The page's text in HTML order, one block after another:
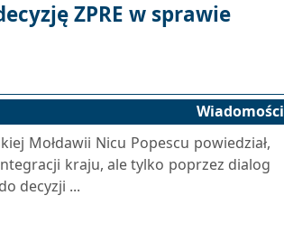
ZPRE w sprawie
Wiadomości
Mołdawii Nicu Popescu powiedział,
kraju, ale tylko poprzez dialog
decyzji ...